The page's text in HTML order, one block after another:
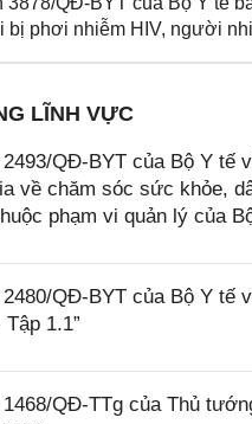
bị phơi nhiễm HIV, người
LĨNH VỰC
QĐ-BYT của Bộ Y tế
về chăm sóc sức khỏe,
phạm vi quản lý của
QĐ-BYT của Bộ Y tế
1.1”
QĐ-TTg của Thủ